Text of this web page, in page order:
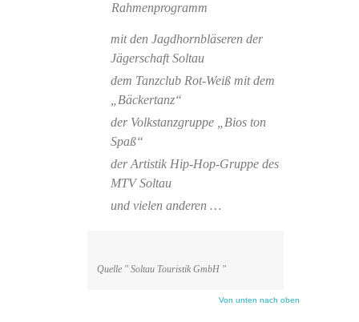
Rahmenprogramm
mit den Jagdhornbläseren der
Jägerschaft Soltau
dem Tanzclub Rot-Weiß mit dem
„Bäckertanz“
der Volkstanzgruppe „Bios ton
Spaß“
der Artistik Hip-Hop-Gruppe des
MTV Soltau
und vielen anderen …
Quelle " Soltau Touristik GmbH "
Von unten nach oben